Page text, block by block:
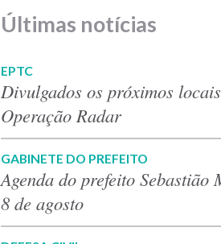
Últimas notícias
EPTC
Divulgados os próximos
Operação Radar
GABINETE DO PREFEITO
Agenda do prefeito Sebastião
8 de agosto